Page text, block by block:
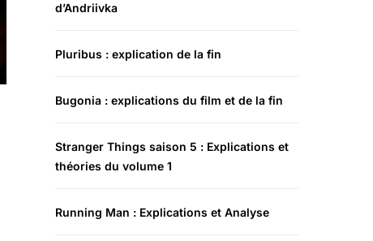
d’Andriivka
Pluribus : explication de la fin
Bugonia : explications du film et de la fin
Stranger Things saison 5 : Explications et
théories du volume 1
Running Man : Explications et Analyse